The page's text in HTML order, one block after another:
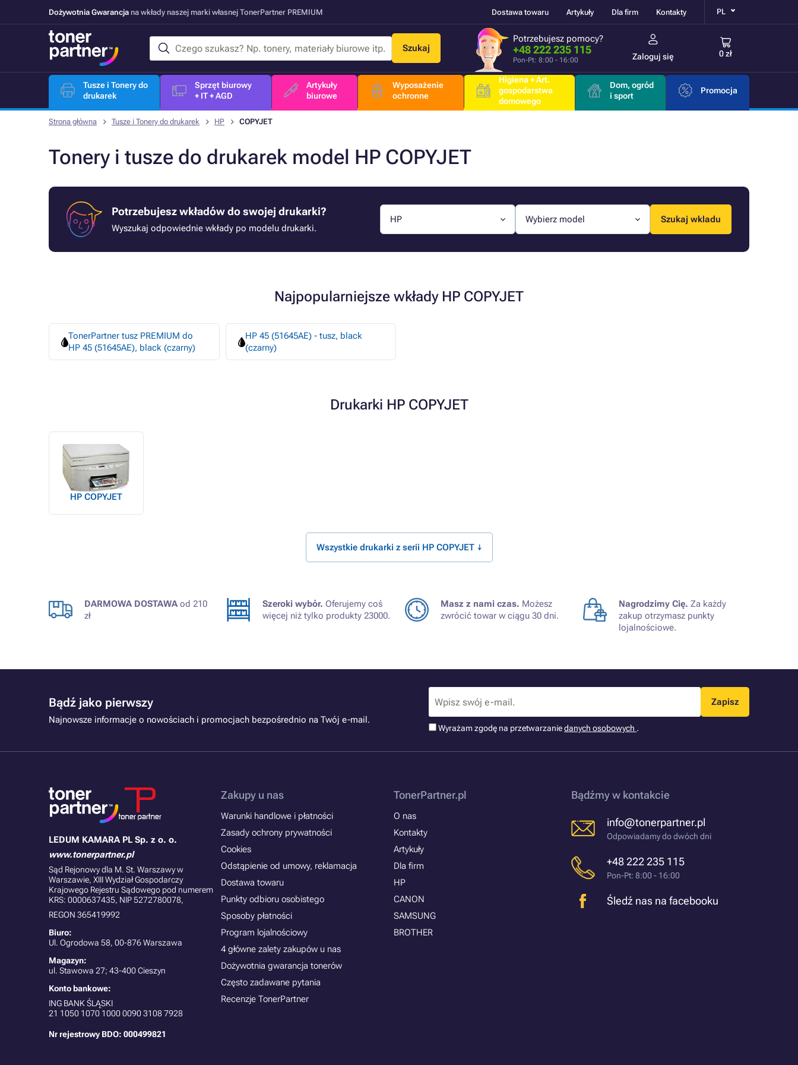
Dożywotnia Gwarancja na wkłady naszej marki własnej TonerPartner PREMIUM Dostawa towaru Artykuły Dla firm Kontakty PL
Szukaj
Potrzebujesz pomocy?
+48 222 235 115
Pon-Pt: 8:00 - 16:00 Zaloguj się 0 zł
Tusze i Tonery do
drukarek
Sprzęt biurowy
+ IT + AGD
Artykuły
biurowe
Wyposażenie
ochronne
Higiena + Art.
gospodarstwa
domowego
Dom, ogród
i sport
Promocja
Strona główna Tusze i Tonery do drukarek HP COPYJET
Tonery i tusze do drukarek model HP COPYJET
Potrzebujesz wkładów do swojej drukarki?
Wyszukaj odpowiednie wkłady po modelu drukarki.
HP Wybierz model Szukaj wkladu
Najpopularniejsze wkłady HP COPYJET
TonerPartner tusz PREMIUM do
HP 45 (51645AE), black (czarny)
HP 45 (51645AE) - tusz, black
(czarny)
Drukarki HP COPYJET
HP COPYJET
Wszystkie drukarki z serii HP COPYJET ↓
DARMOWA DOSTAWA od 210
zł
Szeroki wybór. Oferujemy coś
więcej niż tylko produkty 23000.
Masz z nami czas. Możesz
zwrócić towar w ciągu 30 dni.
Nagrodzimy Cię. Za każdy
zakup otrzymasz punkty
lojalnościowe.
Bądź jako pierwszy
Najnowsze informacje o nowościach i promocjach bezpośrednio na Twój e-mail.
Zapisz
Wyrażam zgodę na przetwarzaniedanych osobowych .
LEDUM KAMARA PL Sp. z o. o.
www.tonerpartner.pl
Sąd Rejonowy dla M. St. Warszawy w
Warszawie, XIII Wydział Gospodarczy
Krajowego Rejestru Sądowego pod numerem
KRS: 0000637435, NIP 5272780078,
REGON 365419992
Biuro:
Ul. Ogrodowa 58, 00-876 Warszawa
Magazyn:
ul. Stawowa 27; 43-400 Cieszyn
Konto bankowe:
ING BANK ŚLĄSKI
21 1050 1070 1000 0090 3108 7928
Nr rejestrowy BDO: 000499821
Zakupy u nas
Warunki handlowe i płatności
Zasady ochrony prywatności
Cookies
Odstąpienie od umowy, reklamacja
Dostawa towaru
Punkty odbioru osobistego
Sposoby płatności
Program lojalnościowy
4 główne zalety zakupów u nas
Dożywotnia gwarancja tonerów
Często zadawane pytania
Recenzje TonerPartner
TonerPartner.pl
O nas
Kontakty
Artykuły
Dla firm
HP
CANON
SAMSUNG
BROTHER
Bądźmy w kontakcie
info@tonerpartner.pl
Odpowiadamy do dwóch dni
+48 222 235 115
Pon-Pt: 8:00 - 16:00
Śledź nas na facebooku